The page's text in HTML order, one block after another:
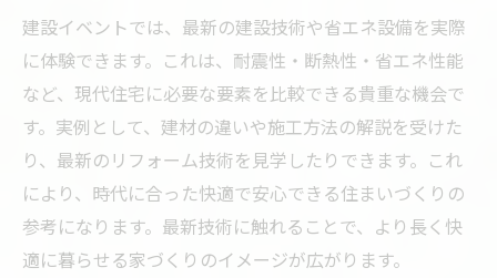
建設イベントでは、最新の建設技術や省エネ設備を実際
に体験できます。これは、耐震性・断熱性・省エネ性能
など、現代住宅に必要な要素を比較できる貴重な機会で
す。実例として、建材の違いや施工方法の解説を受けた
り、最新のリフォーム技術を見学したりできます。これ
により、時代に合った快適で安心できる住まいづくりの
参考になります。最新技術に触れることで、より長く快
適に暮らせる家づくりのイメージが広がります。